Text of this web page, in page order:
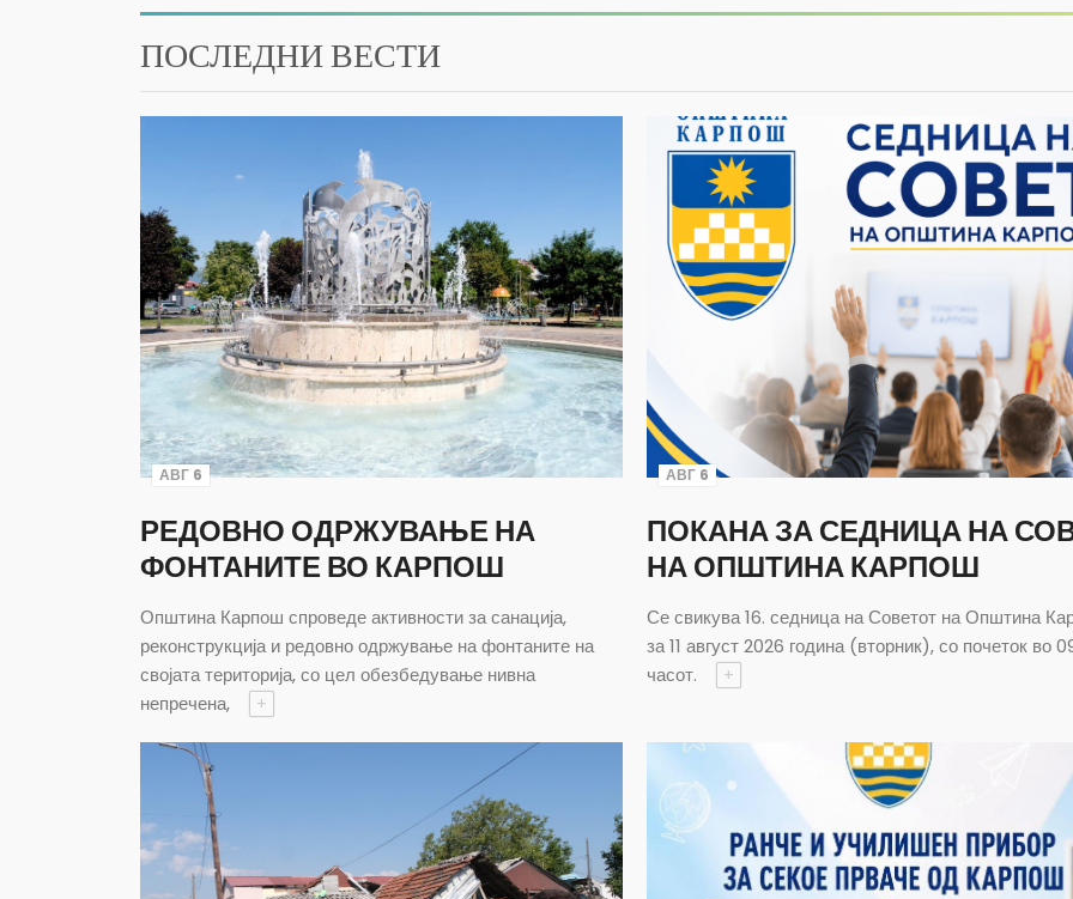
ПОСЛЕДНИ ВЕСТИ
АВГ 6
РЕДОВНО ОДРЖУВАЊЕ НА
ФОНТАНИТЕ ВО КАРПОШ
Општина Карпош спроведе активности за санација,
реконструкција и редовно одржување на фонтаните на
својата територија, со цел обезбедување нивна
непречена,
+
АВГ 6
ПОКАНА ЗА СЕДНИЦА НА
НА ОПШТИНА КАРПОШ
Се свикува 16. седница на Советот на Општина
за 11 август 2026 година (вторник), со почеток во
часот.
+